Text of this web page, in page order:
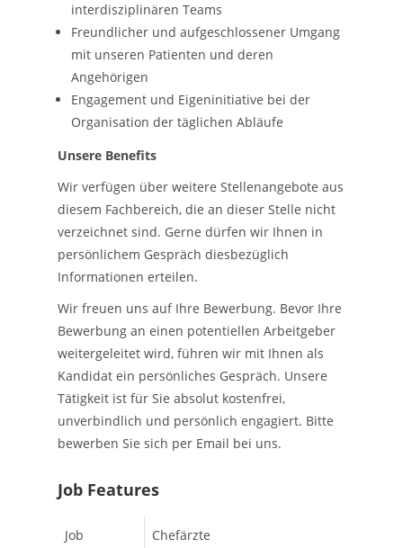
interdisziplinären Teams
Freundlicher und aufgeschlossener Umgang
mit unseren Patienten und deren
Angehörigen
Engagement und Eigeninitiative bei der
Organisation der täglichen Abläufe
Unsere Benefits
Wir verfügen über weitere Stellenangebote aus
diesem Fachbereich, die an dieser Stelle nicht
verzeichnet sind. Gerne dürfen wir Ihnen in
persönlichem Gespräch diesbezüglich
Informationen erteilen.
Wir freuen uns auf Ihre Bewerbung. Bevor Ihre
Bewerbung an einen potentiellen Arbeitgeber
weitergeleitet wird, führen wir mit Ihnen als
Kandidat ein persönliches Gespräch. Unsere
Tätigkeit ist für Sie absolut kostenfrei,
unverbindlich und persönlich engagiert. Bitte
bewerben Sie sich per Email bei uns.
Job Features
Job
Chefärzte